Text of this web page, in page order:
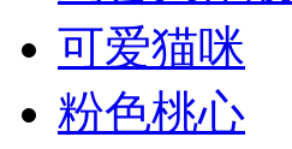
可爱猫咪
粉色桃心